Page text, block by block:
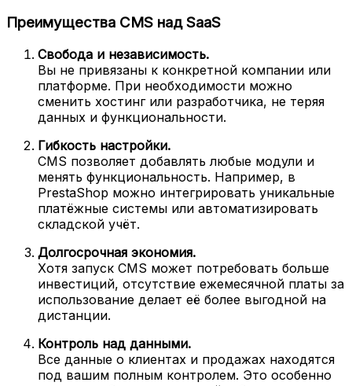
Преимущества CMS над SaaS
Свобода и независимость.
Вы не привязаны к конкретной компании или
платформе. При необходимости можно
сменить хостинг или разработчика, не теряя
данных и функциональности.
Гибкость настройки.
CMS позволяет добавлять любые модули и
менять функциональность. Например, в
PrestaShop можно интегрировать уникальные
платёжные системы или автоматизировать
складской учёт.
Долгосрочная экономия.
Хотя запуск CMS может потребовать больше
инвестиций, отсутствие ежемесячной платы за
использование делает её более выгодной на
дистанции.
Контроль над данными.
Все данные о клиентах и продажах находятся
под вашим полным контролем. Это особенно